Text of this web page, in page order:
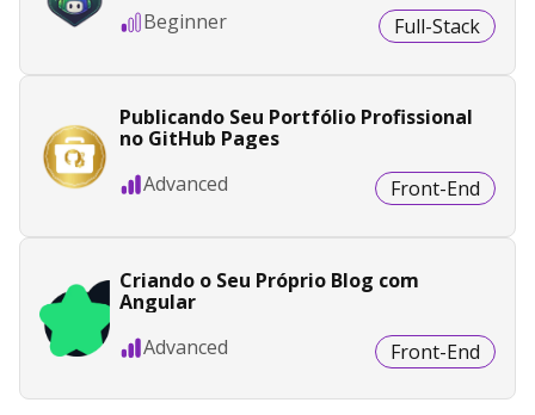
Beginner
Full-Stack
Publicando Seu Portfólio Profissional
no GitHub Pages
Advanced
Front-End
Criando o Seu Próprio Blog com
Angular
Advanced
Front-End